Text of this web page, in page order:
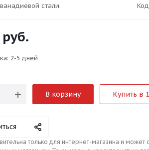
стали.
руб.
2-5 дней
В корзину Купить в
только для интернет-магазина и может